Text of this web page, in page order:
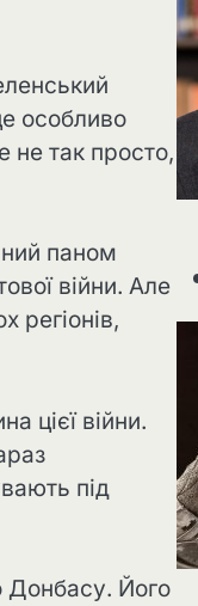
особливо
не так просто,
паном
війни. Але
регіонів,
цієї війни.
під
Донбасу. Його